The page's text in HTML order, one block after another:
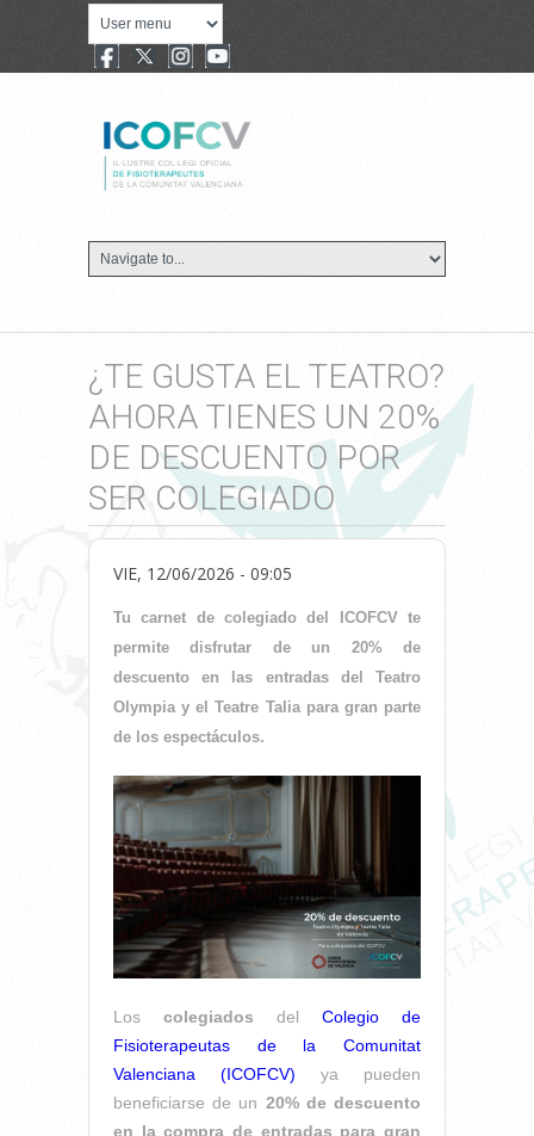
¿TE GUSTA EL TEATRO?
AHORA TIENES UN 20%
DE DESCUENTO POR
SER COLEGIADO
VIE, 12/06/2026 - 09:05
Tu carnet de colegiado del ICOFCV te
permite disfrutar de un 20% de
descuento en las entradas del Teatro
Olympia y el Teatre Talia para gran parte
de los espectáculos.
Los colegiados del Colegio de
Fisioterapeutas de la Comunitat
Valenciana (ICOFCV) ya pueden
beneficiarse de un 20% de descuento
en la compra de entradas para gran